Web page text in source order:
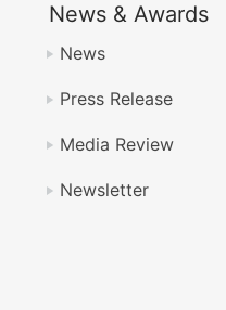
News & Awards
News
Press Release
Media Review
Newsletter